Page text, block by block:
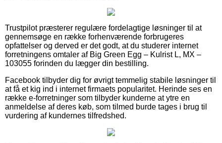
Trustpilot præsterer regulære fordelagtige løsninger til at
gennemsøge en række forhenværende forbrugeres
opfattelser og derved er det godt, at du studerer internet
forretningens omtaler af Big Green Egg – Kulrist L, MX –
103055 forinden du lægger din bestilling.
Facebook tilbyder dig for øvrigt temmelig stabile løsninger til
at få et kig ind i internet firmaets popularitet. Herinde ses en
række e-forretninger som tilbyder kunderne at ytre en
anmeldelse af deres køb, som tilmed burde tages i brug til
vurdering af kundernes tilfredshed.